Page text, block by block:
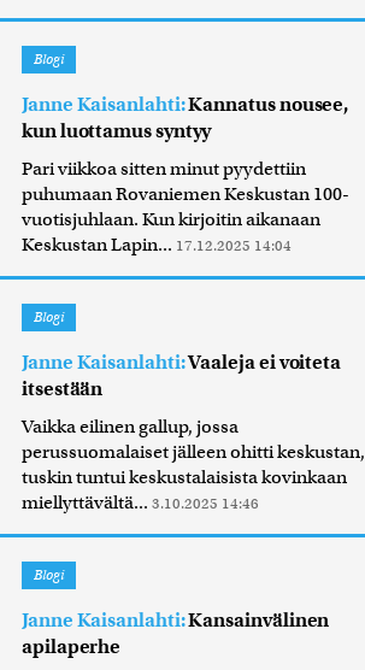
Blogi
Janne Kaisanlahti:Kannatus nousee,
kun luottamus syntyy
Pari viikkoa sitten minut pyydettiin
puhumaan Rovaniemen Keskustan 100-
vuotisjuhlaan. Kun kirjoitin aikanaan
Keskustan Lapin... 17.12.2025 14:04
Blogi
Janne Kaisanlahti:Vaaleja ei voiteta
itsestään
Vaikka eilinen gallup, jossa
perussuomalaiset jälleen ohitti keskustan,
tuskin tuntui keskustalaisista kovinkaan
miellyttävältä... 3.10.2025 14:46
Blogi
Janne Kaisanlahti:Kansainvälinen
apilaperhe